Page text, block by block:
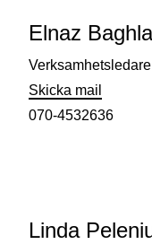
Elnaz
Verksamhetsledare
Skicka mail
070-4532636
Linda